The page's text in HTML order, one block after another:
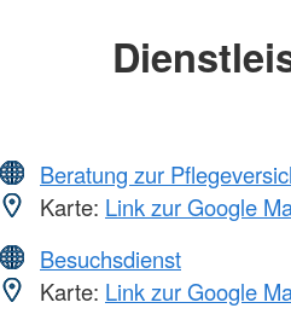
Beratung zur
Karte: Link zur Google
Besuchsdienst
Karte: Link zur Google